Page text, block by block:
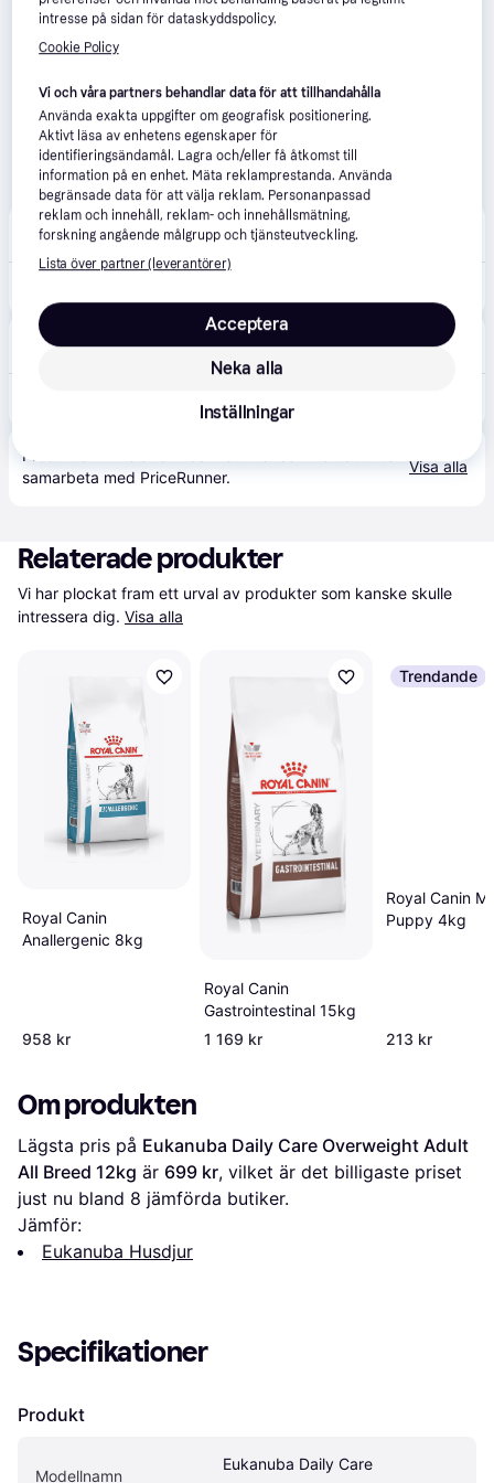
Dogman
Fri frakt
Produkten finns även hos
samarbeta med PriceRunner.
Visa alla
Relaterade produkter
Vi har plockat fram ett urval av produkter som kanske skulle
intressera dig. Visa alla
Royal Canin
Anallergenic 8kg
958 kr
Royal Canin
Gastrointestinal 15kg
1 169 kr
Trendande
Royal Canin
Puppy 4kg
213 kr
Om produkten
Lägsta pris på Eukanuba Daily Care Overweight Adult
All Breed 12kg är 699 kr, vilket är det billigaste priset
just nu bland 8 jämförda butiker.
Jämför:
Eukanuba Husdjur
Specifikationer
Produkt
Modellnamn
Eukanuba Daily Care
intresse på sidan för dataskyddspolicy.
Cookie Policy
Vi och våra partners behandlar data för att tillhandahålla
Använda exakta uppgifter om geografisk positionering.
Aktivt läsa av enhetens egenskaper för
identifieringsändamål. Lagra och/eller få åtkomst till
information på en enhet. Mäta reklamprestanda. Använda
begränsade data för att välja reklam. Personanpassad
reklam och innehåll, reklam- och innehållsmätning,
forskning angående målgrupp och tjänsteutveckling.
Lista över partner (leverantörer)
Neka alla
Acceptera
Inställningar